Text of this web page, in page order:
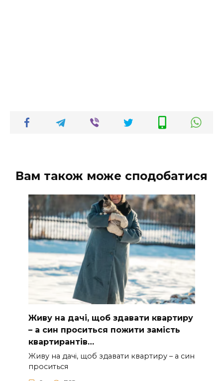
Вам також може сподобатися
Живу на дачі, щоб здавати квартиру
– а син проситься пожити замість
квартирантів…
Живу на дачі, щоб здавати квартиру – а син
проситься